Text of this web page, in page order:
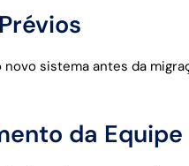
novo sistema antes da
da Equipe